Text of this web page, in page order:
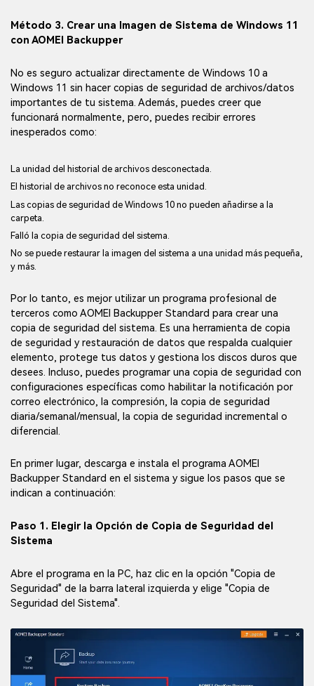
Método 3. Crear una Imagen de Sistema de Windows 11
con AOMEI Backupper
No es seguro actualizar directamente de Windows 10 a
Windows 11 sin hacer copias de seguridad de archivos/datos
importantes de tu sistema. Además, puedes creer que
funcionará normalmente, pero, puedes recibir errores
inesperados como:
La unidad del historial de archivos desconectada.
El historial de archivos no reconoce esta unidad.
Las copias de seguridad de Windows 10 no pueden añadirse a la
carpeta.
Falló la copia de seguridad del sistema.
No se puede restaurar la imagen del sistema a una unidad más pequeña,
y más.
Por lo tanto, es mejor utilizar un programa profesional de
terceros como AOMEI Backupper Standard para crear una
copia de seguridad del sistema. Es una herramienta de copia
de seguridad y restauración de datos que respalda cualquier
elemento, protege tus datos y gestiona los discos duros que
desees. Incluso, puedes programar una copia de seguridad con
configuraciones específicas como habilitar la notificación por
correo electrónico, la compresión, la copia de seguridad
diaria/semanal/mensual, la copia de seguridad incremental o
diferencial.
En primer lugar, descarga e instala el programa AOMEI
Backupper Standard en el sistema y sigue los pasos que se
indican a continuación:
Paso 1. Elegir la Opción de Copia de Seguridad del
Sistema
Abre el programa en la PC, haz clic en la opción "Copia de
Seguridad" de la barra lateral izquierda y elige "Copia de
Seguridad del Sistema".